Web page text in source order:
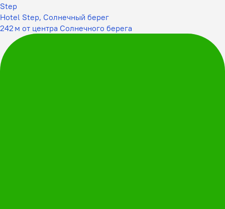
Step
Hotel Step, Солнечный берег
242 м от центра Солнечного берега